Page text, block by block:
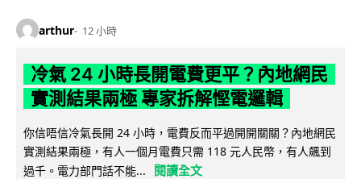
arthur 12 小時
冷氣 24 小時長開電費更平？內地網民
實測結果兩極 專家拆解慳電邏輯
你信唔信冷氣長開 24 小時，電費反而平過開開關關？內地網民
實測結果兩極，有人一個月電費只需 118 元人民幣，有人飆到
過千。電力部門話不能...
閱讀全文